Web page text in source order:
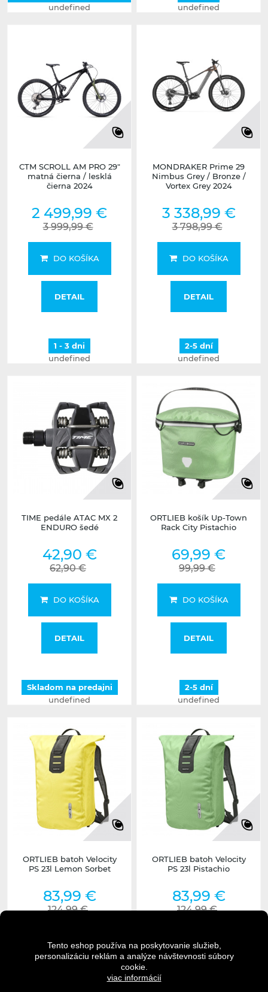
Tento eshop používa na poskytovanie služieb,
personalizáciu reklám a analýze návštevnosti súbory
cookie.
viac informácií
undefined
undefined
CTM SCROLL AM PRO 29"
matná čierna / lesklá
čierna 2024
2 499,99 €
3 999,99 €
DO KOŠÍKA
DETAIL
1 - 3 dni
undefined
MONDRAKER Prime 29
Nimbus Grey / Bronze /
Vortex Grey 2024
3 338,99 €
3 798,99 €
DO KOŠÍKA
DETAIL
2-5 dní
undefined
TIME pedále ATAC MX 2
ENDURO šedé
42,90 €
62,90 €
DO KOŠÍKA
DETAIL
Skladom na predajni
undefined
ORTLIEB košík Up-Town
Rack City Pistachio
69,99 €
99,99 €
DO KOŠÍKA
DETAIL
2-5 dní
undefined
ORTLIEB batoh Velocity
PS 23l Lemon Sorbet
83,99 €
124,99 €
DO KOŠÍKA
ORTLIEB batoh Velocity
PS 23l Pistachio
83,99 €
124,99 €
DO KOŠÍKA